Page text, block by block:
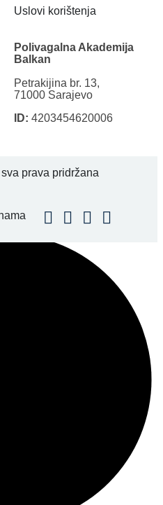
Uslovi korištenja
Polivagalna Akademija
Balkan
Petrakijina br. 13,
71000 Sarajevo
ID: 4203454620006
sva prava pridržana